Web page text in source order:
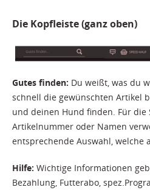
Die Kopfleiste (ganz oben)
Gutes finden: Du weißt, was du
schnell die gewünschten Artikel
und deinen Hund finden. Für die
Artikelnummer oder Namen
entsprechende Auswahl, welche
Hilfe: Wichtige Informationen
Bezahlung, Futterabo,